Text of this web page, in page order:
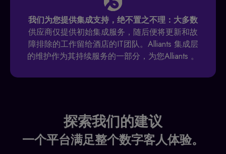
我们为您提供集成支持，绝不置之不理：大多数
供应商仅提供初始集成服务，随后便将更新和故
障排除的工作留给酒店的IT团队。Alliants 集成层
的维护作为其持续服务的一部分，为您Alliants 。
探索我们的建议
一个平台满足整个数字客人体验。